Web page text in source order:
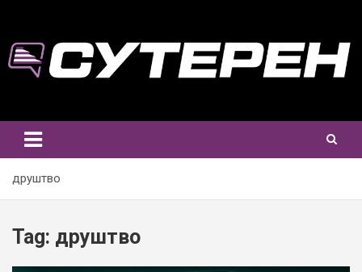
content
друштво
Tag: друштво